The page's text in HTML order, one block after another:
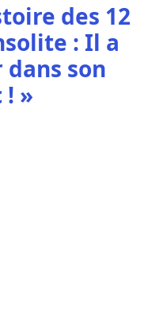
des 12
: Il a
dans son
! »